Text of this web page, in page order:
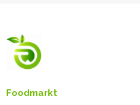
Foodmarkt